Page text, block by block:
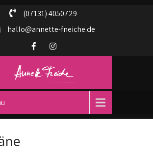
(07131) 4050729
hallo@annette-fneiche.de